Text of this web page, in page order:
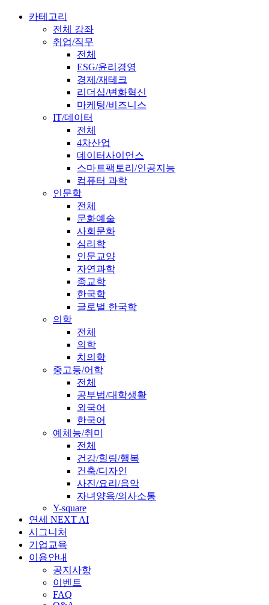
카테고리
전체 강좌
취업/직무
전체
ESG/윤리경영
경제/재테크
리더십/변화혁신
마케팅/비즈니스
IT/데이터
전체
4차산업
데이터사이언스
스마트팩토리/인공지능
컴퓨터 과학
인문학
전체
문화예술
사회문화
심리학
인문교양
자연과학
종교학
한국학
글로벌 한국학
의학
전체
의학
치의학
중고등/어학
전체
공부법/대학생활
외국어
한국어
예체능/취미
전체
건강/힐링/행복
건축/디자인
사진/요리/음악
자녀양육/의사소통
Y-square
연세 NEXT AI
시그니처
기업교육
이용안내
공지사항
이벤트
FAQ